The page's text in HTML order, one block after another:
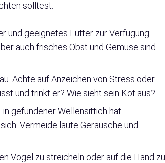
solltest:
und geeignetes Futter zur Verfügung.
auch frisches Obst und Gemüse sind
Achte auf Anzeichen von Stress oder
und trinkt er? Wie sieht sein Kot aus?
gefundener Wellensittich hat
Vermeide laute Geräusche und
Vogel zu streicheln oder auf die Hand zu